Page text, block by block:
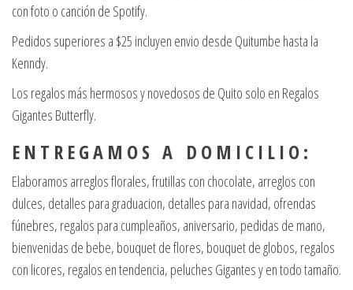
con foto o canción de Spotify.
Pedidos superiores a $25 incluyen envio desde Quitumbe hasta la
Kenndy.
Los regalos más hermosos y novedosos de Quito solo en Regalos
Gigantes Butterfly.
E N T R E G A M O S A D O M I C I L I O :
Elaboramos arreglos florales, frutillas con chocolate, arreglos con
dulces, detalles para graduacion, detalles para navidad, ofrendas
fúnebres, regalos para cumpleaños, aniversario, pedidas de mano,
bienvenidas de bebe, bouquet de flores, bouquet de globos, regalos
con licores, regalos en tendencia, peluches Gigantes y en todo tamaño.